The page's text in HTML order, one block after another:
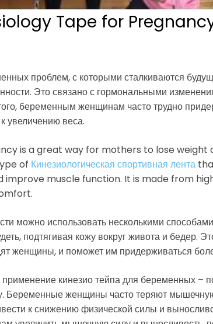
Tape for
проблем, с которыми сталкиваются
Это связано с гормональными
беременным женщинам часто трудно
увеличению веса.
is a great way for mothers to lose weight
of Кинезиологическая спортивная лента
muscle function. It is made from
можно использовать несколькими
подтягивая кожу вокруг живота и бедер.
женщины, и поможет им придерживаться
кинезио тейпа для беременных –
Беременные женщины часто теряют
к снижению физической силы и